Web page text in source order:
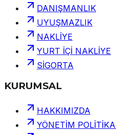
DANIŞMANLIK
UYUŞMAZLIK
NAKLİYE
YURT İÇİ NAKLİYE
SİGORTA
KURUMSAL
HAKKIMIZDA
YÖNETİM